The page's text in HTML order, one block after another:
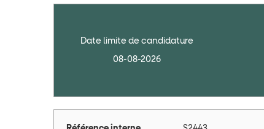
Date limite de candidature
08-08-2026